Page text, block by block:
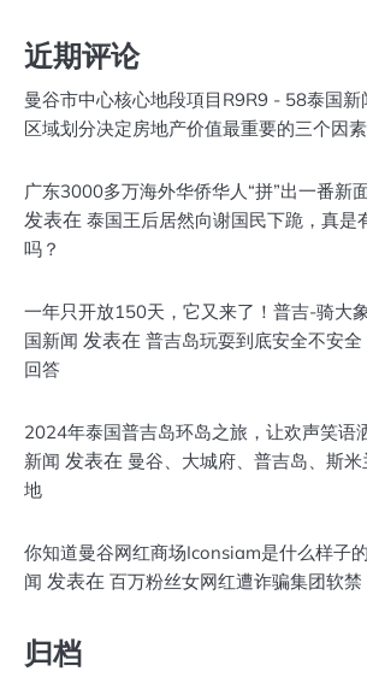
近期评论
曼谷市中心核心地段項目R9R9 - 58泰国新
区域划分决定房地产价值最重要的三个因素
广东3000多万海外华侨华人“拼”出一番新
发表在 泰国王后居然向谢国民下跪，真是
吗？
一年只开放150天，它又来了！普吉-骑大
国新闻 发表在 普吉岛玩耍到底安全不安
回答
2024年泰国普吉岛环岛之旅，让欢声笑语
新闻 发表在 曼谷、大城府、普吉岛、斯
地
你知道曼谷网红商场Iconsiam是什么样子
闻 发表在 百万粉丝女网红遭诈骗集团软禁
归档